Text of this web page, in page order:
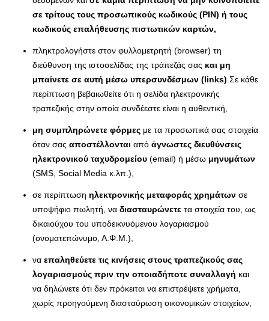
σε τρίτους τους προσωπικούς κωδικούς (ΡΙΝ) ή τους
κωδικούς επαλήθευσης πιστωτικών καρτών,
πληκτρολογήστε στον φυλλομετρητή (browser) τη
διεύθυνση της ιστοσελίδας της τράπεζάς σας και μη
μπαίνετε σε αυτή μέσω υπερσυνδέσμων (links) .Σε κάθε
περίπτωση βεβαιωθείτε ότι η σελίδα ηλεκτρονικής
τραπεζικής στην οποία συνδέεστε είναι η αυθεντική,
μη συμπληρώνετε φόρμες με τα προσωπικά σας στοιχεία
όταν σας αποστέλλονται από άγνωστες διευθύνσεις
ηλεκτρονικού ταχυδρομείου (email) ή μέσω μηνυμάτων
(SMS, Social Media κ.λπ.),
σε περίπτωση ηλεκτρονικής μεταφοράς χρημάτων σε
υποψήφιο πωλητή, να διασταυρώνετε τα στοιχεία του, ως
δικαιούχου του υποδεικνυόμενου λογαριασμού
(ονοματεπώνυμο, Α.Φ.Μ.),
να επαληθεύετε τις κινήσεις στους τραπεζικούς σας
λογαριασμούς πριν την οποιαδήποτε συναλλαγή και
να δηλώνετε ότι δεν πρόκειται να επιστρέψετε χρήματα,
χωρίς προηγούμενη διασταύρωση οικονομικών στοιχείων,